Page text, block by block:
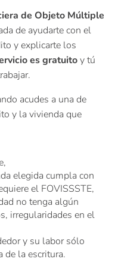
de Objeto Múltiple
de ayudarte con el
y explicarte los
es gratuitoy tú
acudes a una de
y la vivienda que
elegida cumpla con
el FOVISSSTE,
no tenga algún
irregularidades en el
y su labor sólo
de la escritura.